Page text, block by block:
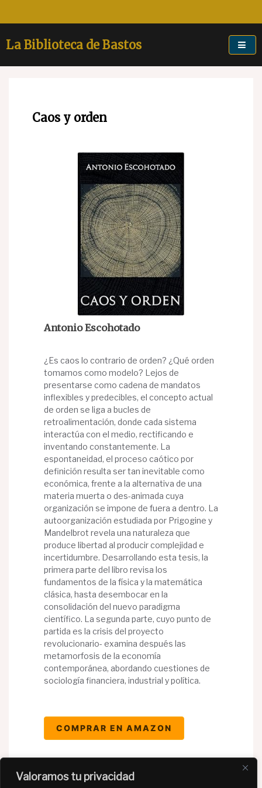
Valoramos tu privacidad
La Biblioteca de Bastos
Caos y orden
Antonio Escohotado
¿Es caos lo contrario de orden? ¿Qué orden
tomamos como modelo? Lejos de
presentarse como cadena de mandatos
inflexibles y predecibles, el concepto actual
de orden se liga a bucles de
retroalimentación, donde cada sistema
interactúa con el medio, rectificando e
inventando constantemente. La
espontaneidad, el proceso caótico por
definición resulta ser tan inevitable como
económica, frente a la alternativa de una
materia muerta o des-animada cuya
organización se impone de fuera a dentro. La
autoorganización estudiada por Prigogine y
Mandelbrot revela una naturaleza que
produce libertad al producir complejidad e
incertidumbre. Desarrollando esta tesis, la
primera parte del libro revisa los
fundamentos de la física y la matemática
clásica, hasta desembocar en la
consolidación del nuevo paradigma
científico. La segunda parte, cuyo punto de
partida es la crisis del proyecto
revolucionario- examina después las
metamorfosis de la economía
contemporánea, abordando cuestiones de
sociología financiera, industrial y política.
COMPRAR EN AMAZON